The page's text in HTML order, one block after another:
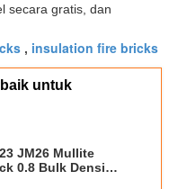
secara gratis, dan
, insulation fire bricks
untuk
JM26 Mullite
0.8 Bulk Density